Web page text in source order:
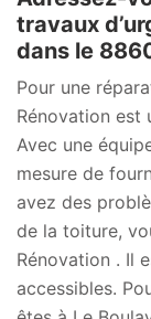
travaux
dans le
Pour une
Rénovation est
Avec une
mesure de
avez des
de la toiture,
Rénovation . Il
accessibles.